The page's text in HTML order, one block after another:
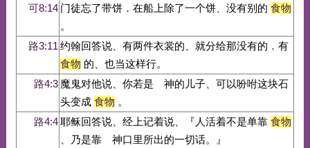
可8:14 门徒忘了带饼．在船上除了一个饼、没有别的 食物
。
路3:11 约翰回答说、有两件衣裳的、就分给那没有的．有
食物 的、也当这样行。
路4:3 魔鬼对他说、你若是 神的儿子、可以吩咐这块石
头变成 食物 。
路4:4耶稣回答说、经上记着说、『人活着不是单靠 食物
、乃是靠 神口里所出的一切话。』